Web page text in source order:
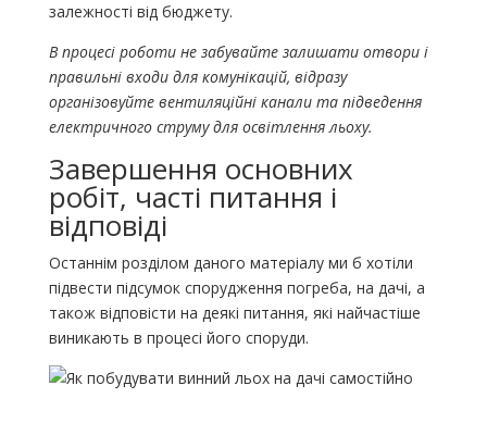
залежності від бюджету.
В процесі роботи не забувайте залишати отвори і
правильні входи для комунікацій, відразу
організовуйте вентиляційні канали та підведення
електричного струму для освітлення льоху.
Завершення основних
робіт, часті питання і
відповіді
Останнім розділом даного матеріалу ми б хотіли
підвести підсумок спорудження погреба, на дачі, а
також відповісти на деякі питання, які найчастіше
виникають в процесі його споруди.